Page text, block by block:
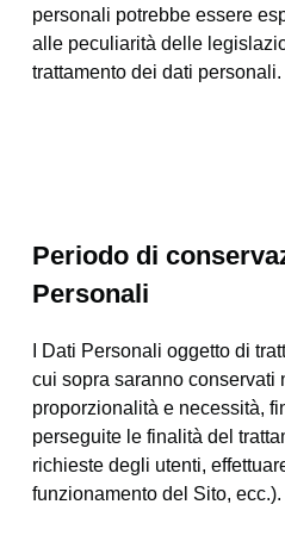
personali potrebbe essere
alle peculiarità delle
trattamento dei dati personali.
Periodo di
Personali
I Dati Personali oggetto di
cui sopra saranno conservati
proporzionalità e necessità,
perseguite le finalità del
richieste degli utenti,
funzionamento del Sito, ecc.).